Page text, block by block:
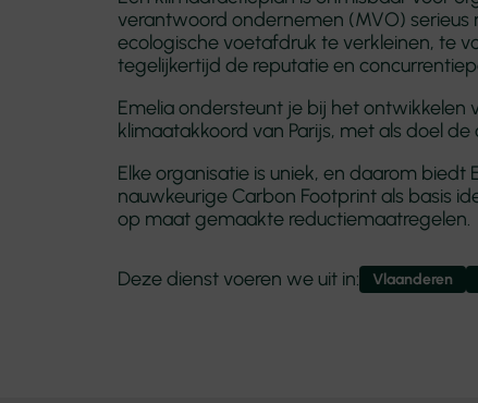
verantwoord ondernemen (MVO)
ecologische voetafdruk te verkleinen, te
tegelijkertijd de reputatie en
Emelia ondersteunt je bij het ontwikkelen
klimaatakkoord van Parijs, met als doel
Elke organisatie is uniek, en daarom
nauwkeurige Carbon Footprint als basis
op maat gemaakte reductiemaatregelen.
Deze dienst voeren we uit in: Vlaanderen